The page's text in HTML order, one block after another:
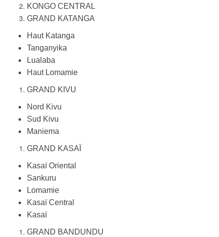
KONGO CENTRAL
GRAND KATANGA
Haut Katanga
Tanganyika
Lualaba
Haut Lomamie
GRAND KIVU
Nord Kivu
Sud Kivu
Maniema
GRAND KASAÏ
Kasaï Oriental
Sankuru
Lomamie
Kasaï Central
Kasaï
GRAND BANDUNDU